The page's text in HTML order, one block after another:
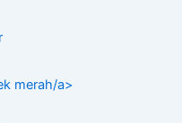
merah/a>